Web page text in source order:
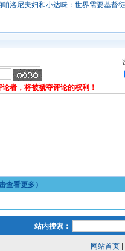
洛尼夫妇和小达味：世界需要基督
者，将被褫夺评论的权利！
查看更多）
站内搜索：
网站首页|